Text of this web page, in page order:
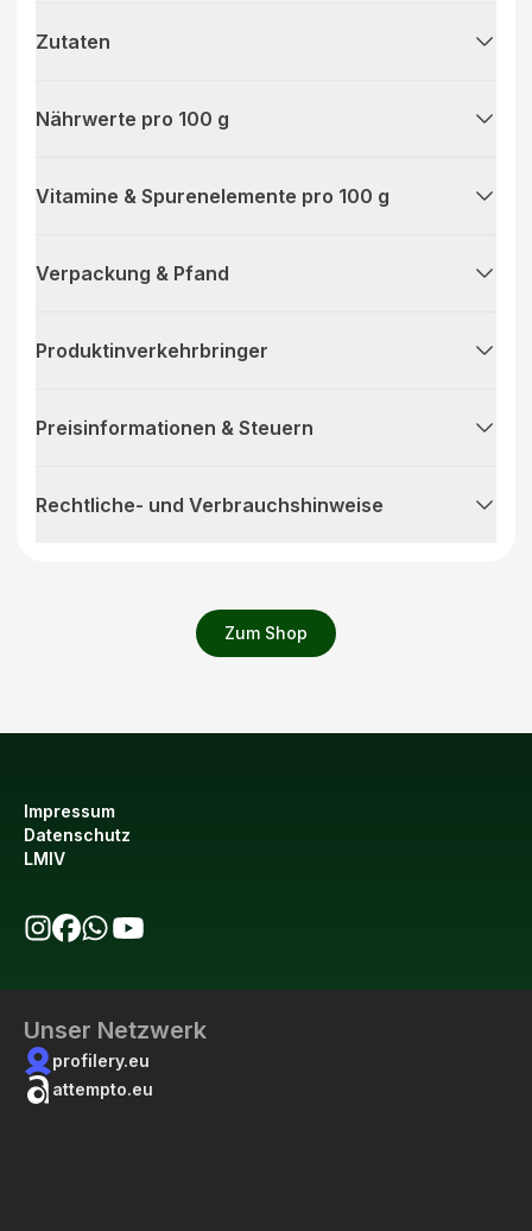
Zum Shop
Zutaten
Nährwerte pro 100 g
Vitamine & Spurenelemente pro 100 g
Verpackung & Pfand
Produktinverkehrbringer
Preisinformationen & Steuern
Rechtliche- und Verbrauchshinweise
Impressum
Datenschutz
LMIV
Unser Netzwerk
profilery.eu
attempto.eu